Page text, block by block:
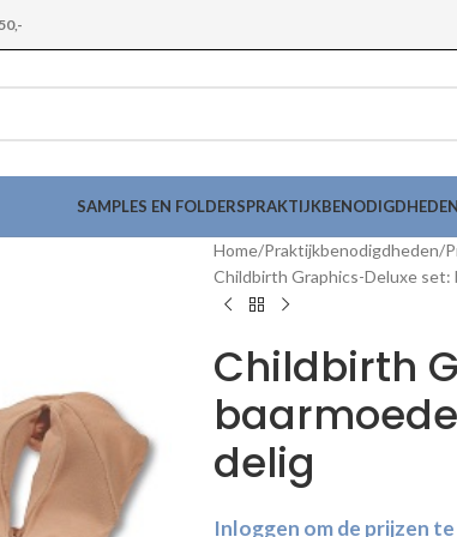
SAMPLES EN FOLDERSPRAKTIJKBENODIGDHEDEN
Home Praktijkbenodigdheden
Childbirth Graphics-Deluxe set:
Childbirth
delig
Inloggen om de prijzen